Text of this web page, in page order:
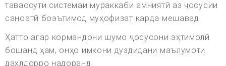
тавассути системаи мураккаби амниятӣ аз ҷосусии
саноатӣ боэътимод муҳофизат карда мешавад.
Ҳатто агар кормандони шумо ҷосусони эҳтимолӣ
бошанд ҳам, онҳо имкони дуздидани маълумоти
дахлдорро надоранд.